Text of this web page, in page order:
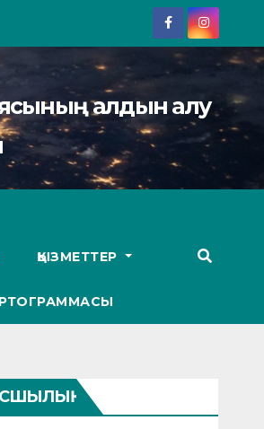
алдын алу
ҚЫЗМЕТТЕР